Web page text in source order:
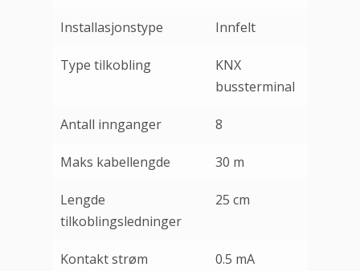
Installasjonstype Innfelt
Type tilkobling
KNX
bussterminal
Antall innganger 8
Maks kabellengde 30 m
Lengde
tilkoblingsledninger
25 cm
Kontakt strøm 0.5 mA